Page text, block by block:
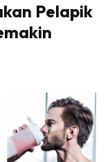
Pelapik